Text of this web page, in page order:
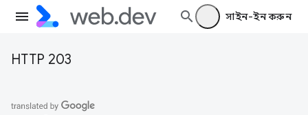
সাইন-ইন করুন
HTTP 203